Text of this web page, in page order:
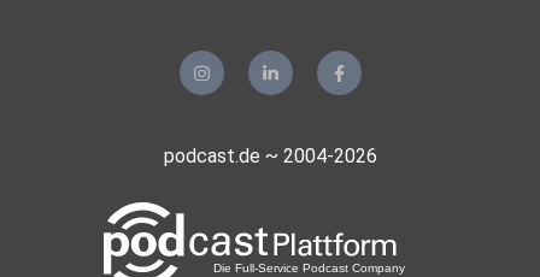
podcast.de ~ 2004-2026